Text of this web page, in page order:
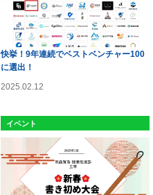
快挙！9年連続でベストベンチャー100
に選出！
2025.02.12
イベント